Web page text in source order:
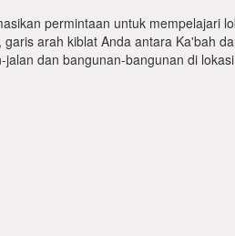
permintaan untuk mempelajari
arah kiblat Anda antara Ka'bah
dan bangunan-bangunan di